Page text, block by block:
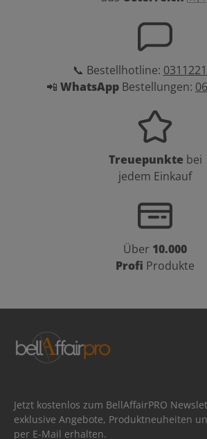
📞 Bestellhotline:
📲 WhatsApp Bestellungen:
Treuepunkte bei
jedem Einkauf
Über 10.000
Profi Produkte
Jetzt kostenlos zum BellAffairPRO
exklusive Angebote, Produktneuheiten
per E-Mail erhalten.